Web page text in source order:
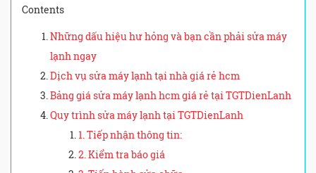
Contents
Những dấu hiệu hư hỏng và bạn cần phải sửa máy
lạnh ngay
Dịch vụ sửa máy lạnh tại nhà giá rẻ hcm
Bảng giá sửa máy lạnh hcm giá rẻ tại TGTDienLanh
Quy trình sửa máy lạnh tại TGTDienLanh
1. Tiếp nhận thông tin:
2. Kiểm tra báo giá